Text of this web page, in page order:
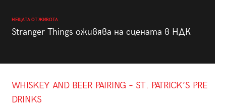
НЕЩАТА ОТ ЖИВОТА
Stranger Things оживява на сцената в НДК
WHISKEY AND BEER PAIRING – ST. PATRICK’S PRE
DRINKS